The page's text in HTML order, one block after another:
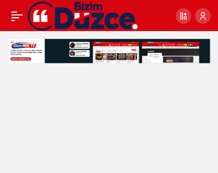
Erzurumlular’dan Vali
Makas’a “Hayırlı Olsun”
0